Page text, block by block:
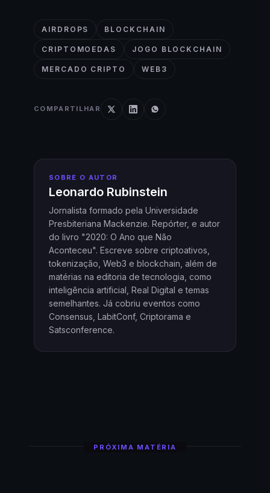
AIRDROPS BLOCKCHAIN
CRIPTOMOEDAS JOGO BLOCKCHAIN
MERCADO CRIPTO WEB3
COMPARTILHAR
SOBRE O AUTOR
Leonardo Rubinstein
Jornalista formado pela Universidade
Presbiteriana Mackenzie. Repórter, e autor
do livro "2020: O Ano que Não
Aconteceu". Escreve sobre criptoativos,
tokenização, Web3 e blockchain, além de
matérias na editoria de tecnologia, como
inteligência artificial, Real Digital e temas
semelhantes. Já cobriu eventos como
Consensus, LabitConf, Criptorama e
Satsconference.
PRÓXIMA MATÉRIA